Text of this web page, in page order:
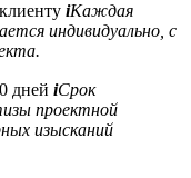
iКаждая
индивидуально, с
дней iСрок
проектной
изысканий